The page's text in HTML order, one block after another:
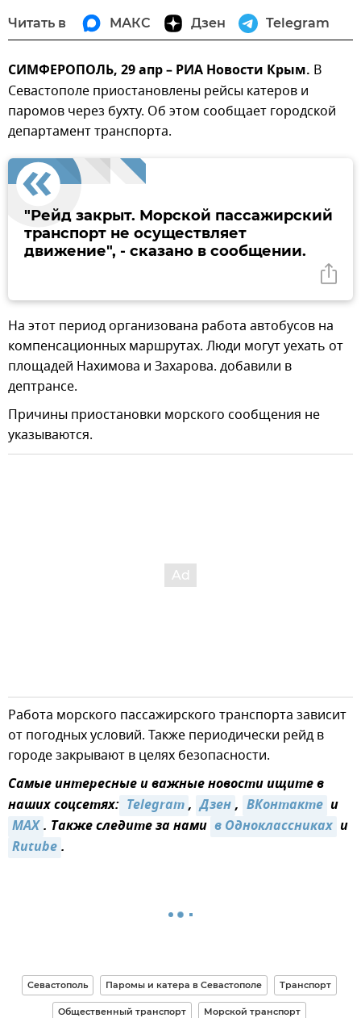
Читать в МАКС Дзен Telegram
СИМФЕРОПОЛЬ, 29 апр – РИА Новости Крым. В
Севастополе приостановлены рейсы катеров и
паромов через бухту. Об этом сообщает городской
департамент транспорта.
"Рейд закрыт. Морской пассажирский
транспорт не осуществляет
движение", - сказано в сообщении.
На этот период организована работа автобусов на
компенсационных маршрутах. Люди могут уехать от
площадей Нахимова и Захарова. добавили в
дептрансе.
Причины приостановки морского сообщения не
указываются.
Работа морского пассажирского транспорта зависит
от погодных условий. Также периодически рейд в
городе закрывают в целях безопасности.
Самые интересные и важные новости ищите в
наших соцсетях: Telegram, Дзен, ВКонтакте и
MAX. Также следите за нами в Одноклассниках и
Rutube.
Севастополь Паромы и катера в Севастополе Транспорт
Общественный транспорт Морской транспорт